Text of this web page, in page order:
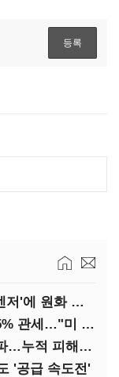
한 달 새 약 140원 급락…'역대급 엔저'에 원화 변곡점
트럼프, 폴리실리콘 파생상품에 15% 관세…"미 산업 재건"
전세사기 피해주택 매입 1만호 돌파…누적 피해자 4만278명
'공급 속도전'